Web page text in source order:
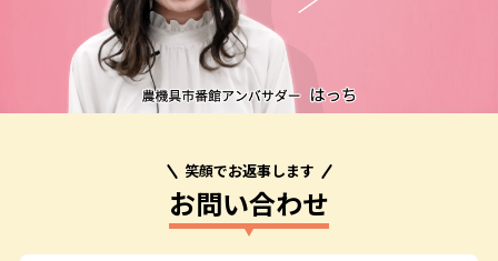
笑顔でお返事します
お問い合わせ